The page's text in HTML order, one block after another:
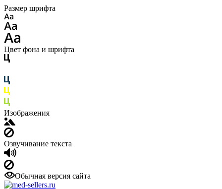
Размер шрифта
Цвет фона и шрифта
Изображения
Озвучивание текста
Обычная версия сайта